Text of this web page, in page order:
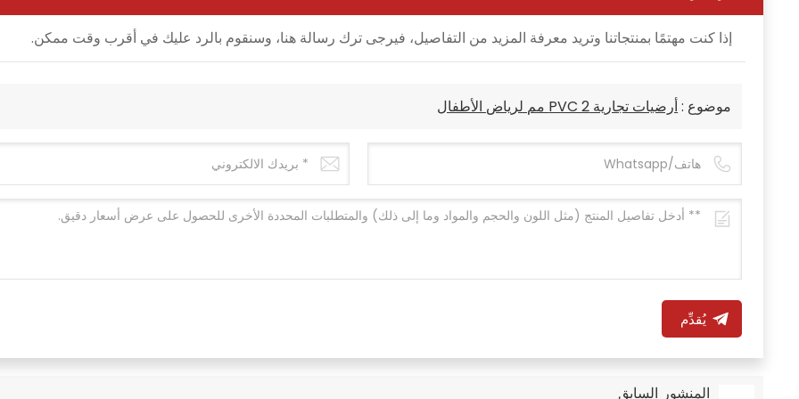
إذا كنت مهتمًا بمنتجاتنا وتريد معرفة المزيد من التفاصيل، فيرجى ترك رسالة هنا، وسنقوم بالرد عليك في أقرب وقت ممكن.
موضوع :أرضيات تجارية PVC 2 مم لرياض الأطفال
يُقدِّم
المنشور السابق